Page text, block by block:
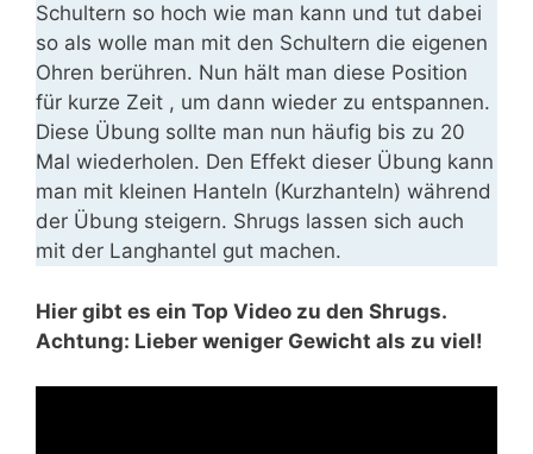
Schultern so hoch wie man kann und tut dabei
so als wolle man mit den Schultern die eigenen
Ohren berühren. Nun hält man diese Position
für kurze Zeit , um dann wieder zu entspannen.
Diese Übung sollte man nun häufig bis zu 20
Mal wiederholen. Den Effekt dieser Übung kann
man mit kleinen Hanteln (Kurzhanteln) während
der Übung steigern. Shrugs lassen sich auch
mit der Langhantel gut machen.
Hier gibt es ein Top Video zu den Shrugs.
Achtung: Lieber weniger Gewicht als zu viel!